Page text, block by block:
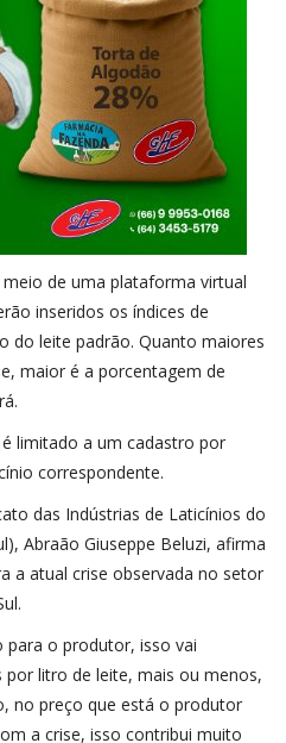
de uma plataforma virtual
inseridos os índices de
do leite padrão. Quanto maiores
maior é a porcentagem de
limitado a um cadastro por
correspondente.
das Indústrias de Laticínios do
Abraão Giuseppe Beluzi, afirma
a atual crise observada no setor
para o produtor, isso vai
litro de leite, mais ou menos,
no preço que está o produtor
a crise, isso contribui muito